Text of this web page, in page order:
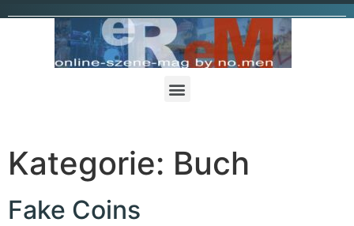
Kategorie: Buch
Fake Coins